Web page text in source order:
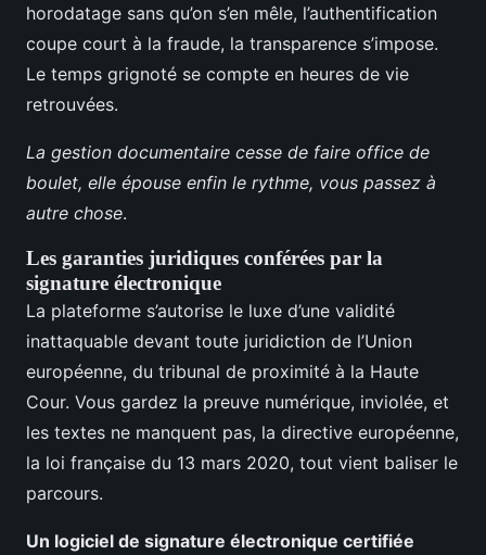
horodatage sans qu’on s’en mêle, l’authentification
coupe court à la fraude, la transparence s’impose.
Le temps grignoté se compte en heures de vie
retrouvées.
La gestion documentaire cesse de faire office de
boulet, elle épouse enfin le rythme, vous passez à
autre chose.
Les garanties juridiques conférées par la
signature électronique
La plateforme s’autorise le luxe d’une validité
inattaquable devant toute juridiction de l’Union
européenne, du tribunal de proximité à la Haute
Cour. Vous gardez la preuve numérique, inviolée, et
les textes ne manquent pas, la directive européenne,
la loi française du 13 mars 2020, tout vient baliser le
parcours.
Un logiciel de signature électronique certifiée